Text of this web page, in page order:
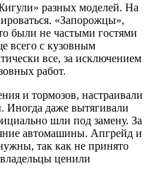
разных моделей. На
«Запорожцы»,
были не частыми гостями
всего с кузовным
все, за исключением
работ.
и тормозов, настраивали
Иногда даже вытягивали
шли под замену. За
автомашины. Апгрейд и
так как не принято
ценили